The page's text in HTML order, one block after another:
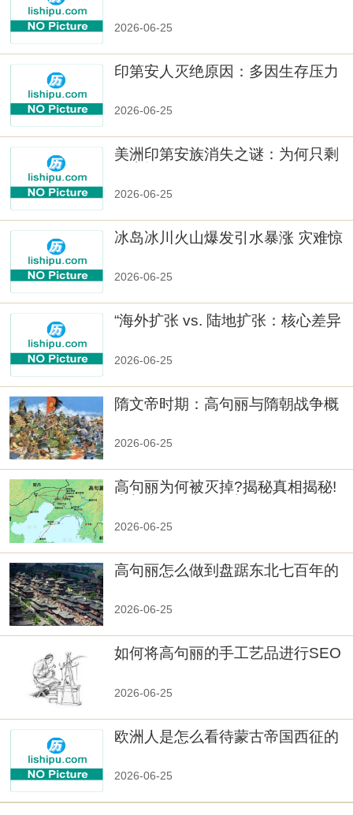
2026-06-25
印第安人灭绝原因：多因生存压力
2026-06-25
美洲印第安族消失之谜：为何只剩
2026-06-25
冰岛冰川火山爆发引水暴涨 灾难惊
2026-06-25
“海外扩张 vs. 陆地扩张：核心差异
2026-06-25
隋文帝时期：高句丽与隋朝战争概
2026-06-25
高句丽为何被灭掉?揭秘真相揭秘!
2026-06-25
高句丽怎么做到盘踞东北七百年的
2026-06-25
如何将高句丽的手工艺品进行SEO
2026-06-25
欧洲人是怎么看待蒙古帝国西征的
2026-06-25